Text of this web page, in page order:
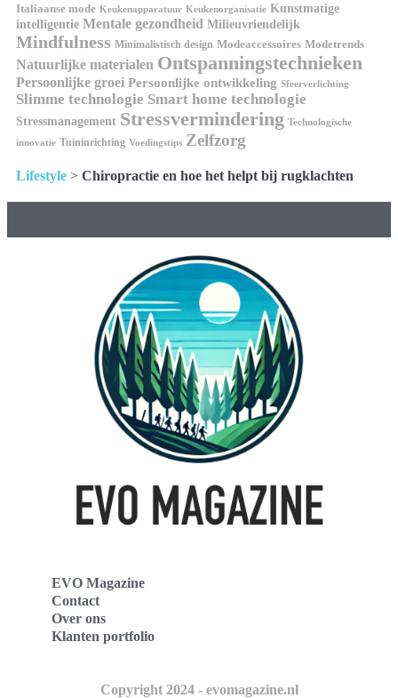
Italiaanse mode Keukenapparatuur Keukenorganisatie Kunstmatige
intelligentie Mentale gezondheid Milieuvriendelijk
Mindfulness Minimalistisch design Modeaccessoires Modetrends
Natuurlijke materialen Ontspanningstechnieken
Persoonlijke groei Persoonlijke ontwikkeling Sfeerverlichting
Slimme technologie Smart home technologie
Stressmanagement Stressvermindering Technologische
innovatie Tuininrichting Voedingstips Zelfzorg
Lifestyle > Chiropractie en hoe het helpt bij rugklachten
EVO Magazine
Contact
Over ons
Klanten portfolio
Copyright 2024 - evomagazine.nl